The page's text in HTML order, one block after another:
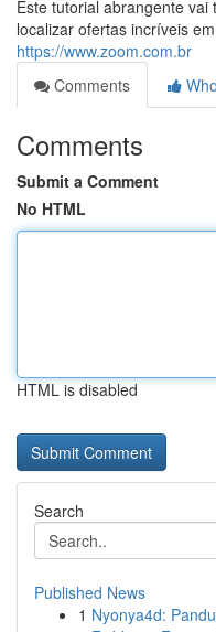
Este tutorial abrangente
localizar ofertas incríveis
https://www.zoom.com.br
Comments
Comments
Submit a Comment
No HTML
HTML is disabled
Search
Published News
1 Nyonya4d: